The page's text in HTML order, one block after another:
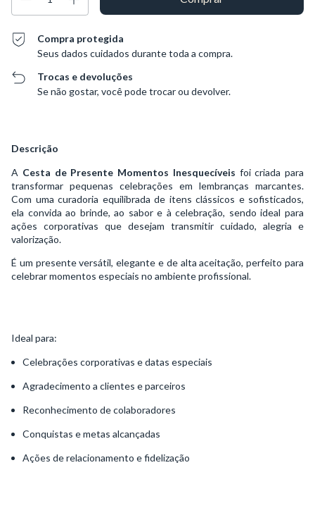
Compra protegida
Seus dados cuidados durante toda a compra.
Trocas e devoluções
Se não gostar, você pode trocar ou devolver.
Descrição
A Cesta de Presente Momentos Inesquecíveis foi criada para
transformar pequenas celebrações em lembranças marcantes.
Com uma curadoria equilibrada de itens clássicos e sofisticados,
ela convida ao brinde, ao sabor e à celebração, sendo ideal para
ações corporativas que desejam transmitir cuidado, alegria e
valorização.
É um presente versátil, elegante e de alta aceitação, perfeito para
celebrar momentos especiais no ambiente profissional.
Ideal para:
Celebrações corporativas e datas especiais
Agradecimento a clientes e parceiros
Reconhecimento de colaboradores
Conquistas e metas alcançadas
Ações de relacionamento e fidelização